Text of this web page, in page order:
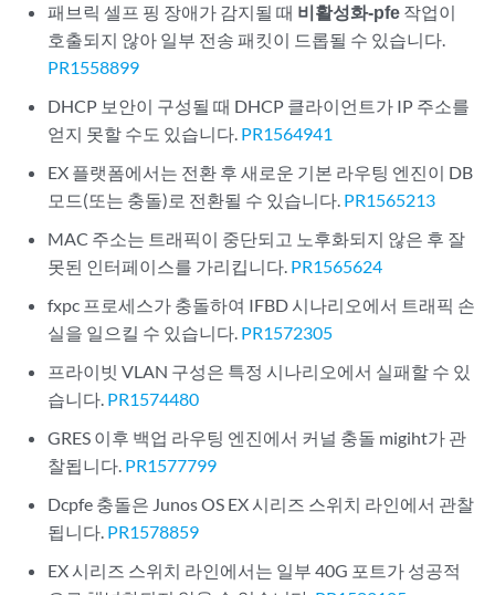
패브릭 셀프 핑 장애가 감지될 때 비활성화-pfe 작업이
호출되지 않아 일부 전송 패킷이 드롭될 수 있습니다.
PR1558899
DHCP 보안이 구성될 때 DHCP 클라이언트가 IP 주소를
얻지 못할 수도 있습니다. PR1564941
EX 플랫폼에서는 전환 후 새로운 기본 라우팅 엔진이 DB
모드(또는 충돌)로 전환될 수 있습니다. PR1565213
MAC 주소는 트래픽이 중단되고 노후화되지 않은 후 잘
못된 인터페이스를 가리킵니다. PR1565624
fxpc 프로세스가 충돌하여 IFBD 시나리오에서 트래픽 손
실을 일으킬 수 있습니다. PR1572305
프라이빗 VLAN 구성은 특정 시나리오에서 실패할 수 있
습니다. PR1574480
GRES 이후 백업 라우팅 엔진에서 커널 충돌 migiht가 관
찰됩니다. PR1577799
Dcpfe 충돌은 Junos OS EX 시리즈 스위치 라인에서 관찰
됩니다. PR1578859
EX 시리즈 스위치 라인에서는 일부 40G 포트가 성공적